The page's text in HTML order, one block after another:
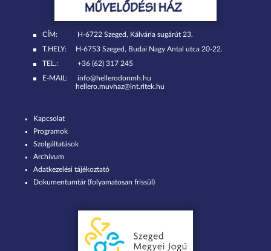
CÍM:
H-6722 Szeged, Kálvária sugárút 23.
T.HELY:
H-6753 Szeged, Budai Nagy Antal utca 20-22.
TEL.:
+36 (62) 317 245
E-MAIL:
info@hellerodonmh.hu
hellero.muvhaz@int.ritek.hu
Kapcsolat
Programok
Szolgáltatások
Archívum
Adatkezelési tájékoztató
Dokumentumtár (folyamatosan frissül)